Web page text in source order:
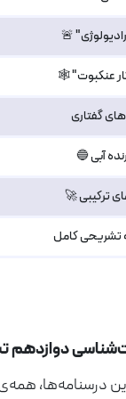
🚨
عنکبوت" 🕸️
گفتاری
آبی 🔵
ترکیبی 🚀
تشریحی کامل
دوازدهم تست
درسنامه‌ها،